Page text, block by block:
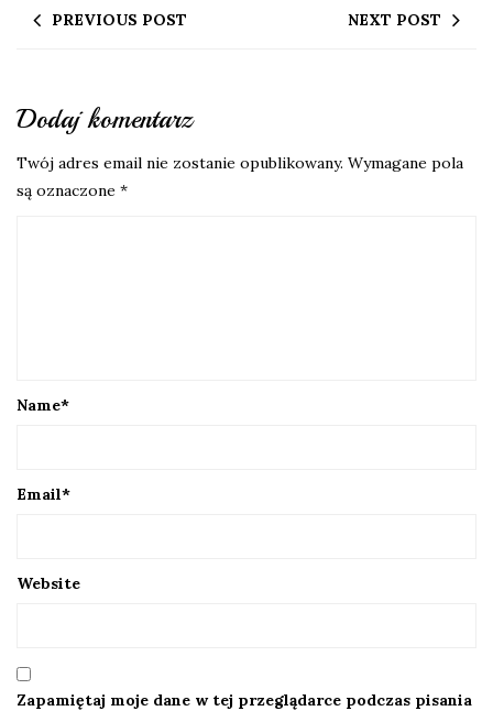
PREVIOUS POST NEXT POST
Dodaj komentarz
Twój adres email nie zostanie opublikowany. Wymagane pola
są oznaczone *
Name*
Email*
Website
Zapamiętaj moje dane w tej przeglądarce podczas pisania